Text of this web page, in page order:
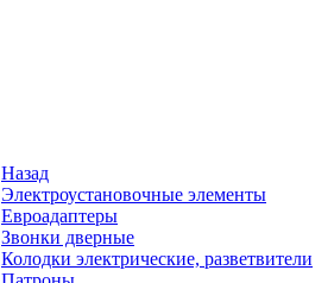
Назад
Электроустановочные элементы
Евроадаптеры
Звонки дверные
Колодки электрические, разветвители